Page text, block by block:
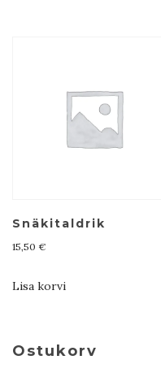
Snäkitaldrik
15,50 €
Lisa korvi
Ostukorv